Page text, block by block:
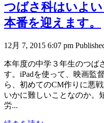
つばさ科はいよ
本番を迎えます。
12月 7, 2015 6:07 pm
本年度の中学３年生のつば
す。iPadを使って、映画監
ら、初めてのCM作りに悪
いかに難しいことなのか。
労...